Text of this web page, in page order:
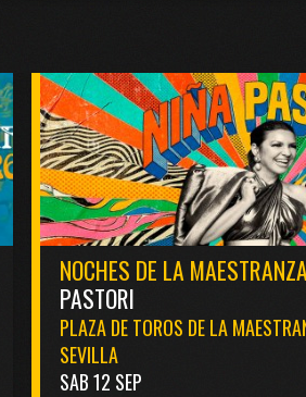
NOCHES DE LA
PASTORI
PLAZA DE TOROS DE LA
SEVILLA
SAB 12 SEP